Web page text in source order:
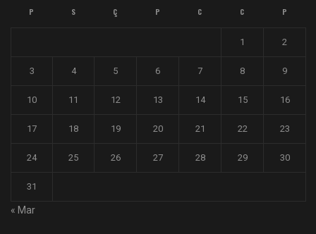
P S Ç P C C P
1 2
3 4 5 6 7 8 9
10 11 12 13 14 15 16
17 18 19 20 21 22 23
24 25 26 27 28 29 30
31
« Mar